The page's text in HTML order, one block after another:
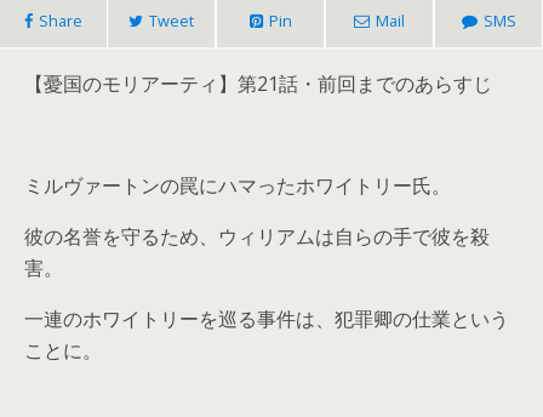
Share Tweet Pin Mail SMS
【憂国のモリアーティ】第21話・前回までのあらすじ
ミルヴァートンの罠にハマったホワイトリー氏。
彼の名誉を守るため、ウィリアムは自らの手で彼を殺
害。
一連のホワイトリーを巡る事件は、犯罪卿の仕業という
ことに。